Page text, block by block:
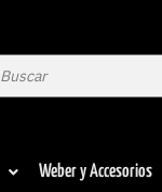
Weber y Accesorios